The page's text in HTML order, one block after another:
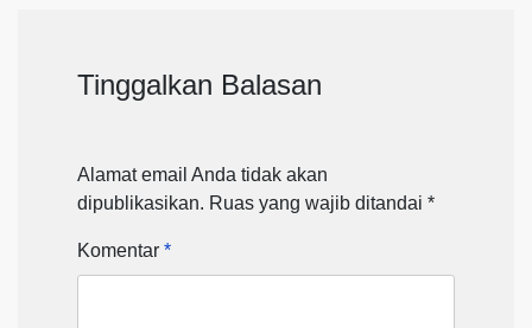
Tinggalkan Balasan
Alamat email Anda tidak akan
dipublikasikan. Ruas yang wajib ditandai *
Komentar *